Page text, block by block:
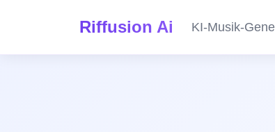
Riffusion Ai KI-Musik-